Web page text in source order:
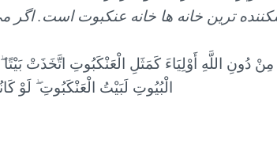
مِنْ دُونِ اللَّهِ أَوْلِيَاءَ كَمَثَلِ الْعَنْكَبُوتِ اتَّخَذَتْ
الْبُيُوتِ لَبَيْتُ الْعَنْكَبُوتِ ۖ لَوْ